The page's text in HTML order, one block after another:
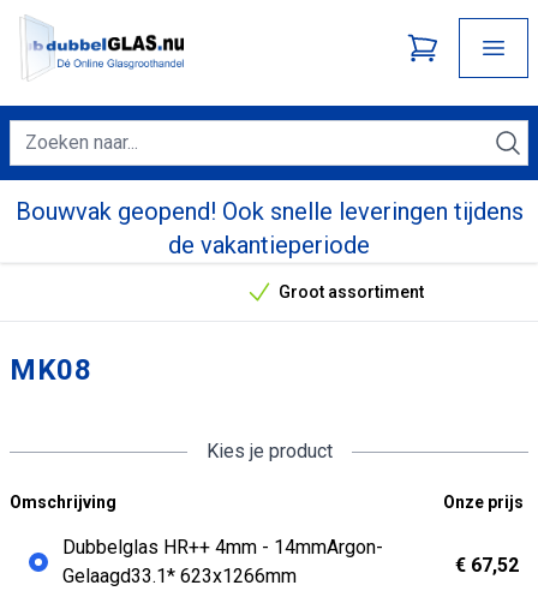
Bouwvak geopend! Ook snelle leveringen tijdens
de vakantieperiode
Onze unieke verkoopargumenten
Groot assortiment
MK08
Kies je product
Omschrijving Onze prijs
Dubbelglas HR++ 4mm - 14mmArgon-
Gelaagd33.1* 623x1266mm
€ 67,52